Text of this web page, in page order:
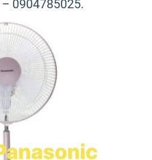
– 0904785025.